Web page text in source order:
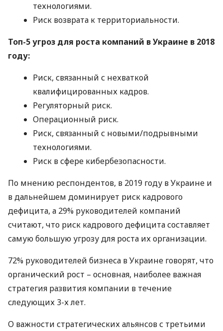
технологиями.
Риск возврата к территориальности.
Топ-5 угроз для роста компаний в Украине в 2018
году:
Риск, связанный с нехваткой
квалифицированных кадров.
Регуляторный риск.
Операционный риск.
Риск, связанный с новыми/подрывными
технологиями.
Риск в сфере кибербезопасности.
По мнению респондентов, в 2019 году в Украине и
в дальнейшем доминирует риск кадрового
дефицита, а 29% руководителей компаний
считают, что риск кадрового дефицита составляет
самую большую угрозу для роста их организации.
72% руководителей бизнеса в Украине говорят, что
органический рост – основная, наиболее важная
стратегия развития компании в течение
следующих 3-х лет.
О важности стратегических альянсов с третьими